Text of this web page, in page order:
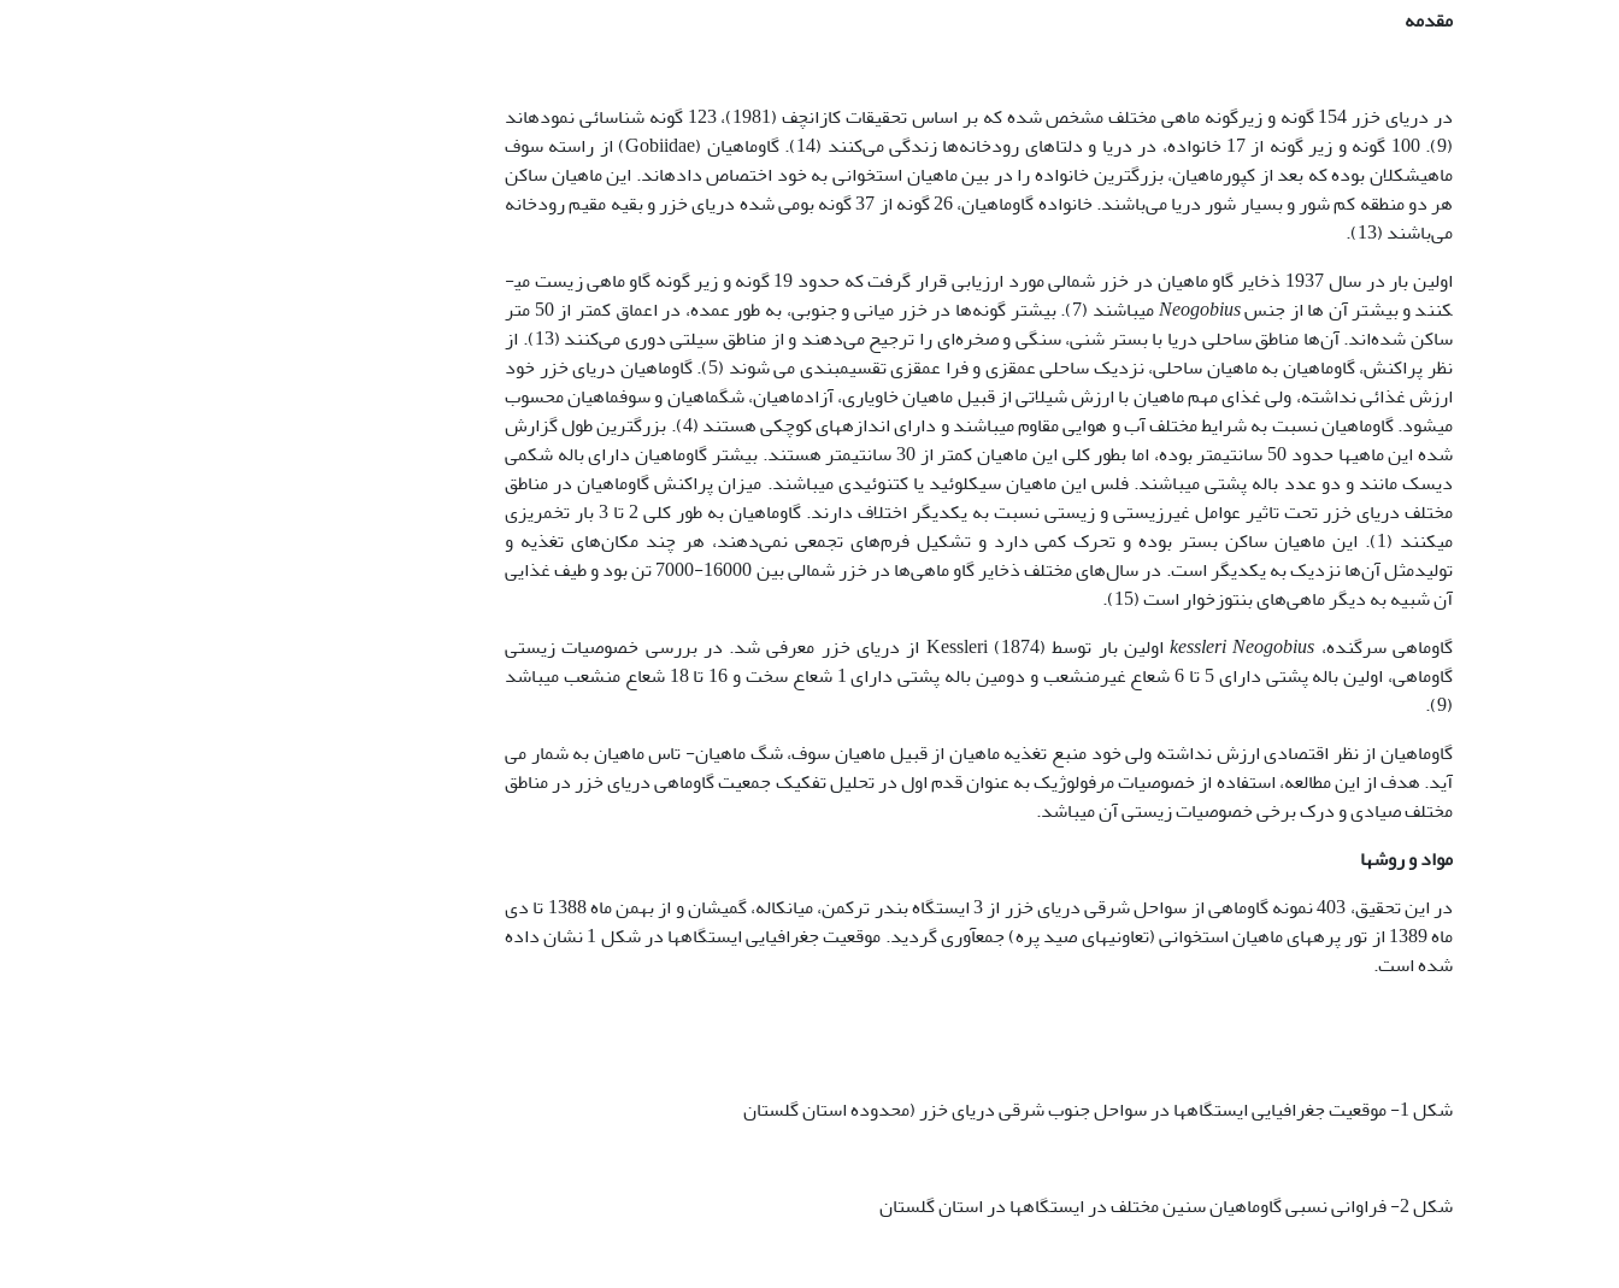
مقدمه
در دریای خزر 154 گونه و زیرگونه ماهی مختلف مشخص شده که بر اساس تحقیقات کازانچف (1981)، 123 گونه شناسائی نموده­اند
(9). 100 گونه و زیر گونه از 17 خانواده، در دریا و دلتاهای رودخانه‌ها زندگی می‌کنند (14). گاوماهیان (Gobiidae) از راسته سوف
ماهی­شکلان بوده که بعد از کپورماهیان، بزرگ­ترین خانواده را در بین ماهیان استخوانی به خود اختصاص داده­اند. این ماهیان ساکن
هر دو منطقه کم شور و بسیار شور دریا می‌باشند. خانواده گاوماهیان، 26 گونه از 37 گونه بومی شده دریای خزر و بقیه مقیم رودخانه
می‌باشند (13).
اولین بار در سال 1937 ذخایر گاو ماهیان در خزر شمالی مورد ارزیابی قرار گرفت که حدود 19 گونه و زیر گونه گاو ماهی زیست می­
کنند و بیشتر آن ها از جنسNeogobius
می­باشند (7). بیشتر گونه‌ها در خزر میانی و جنوبی، به طور عمده، در اعماق کمتر از 50 متر
ساکن شده‌اند. آن‌ها مناطق ساحلی دریا با بستر شنی، سنگی و صخره‌ای را ترجیح می‌دهند و از مناطق سیلتی دوری می‌کنند (13). از
نظر پراکنش، گاوماهیان به ماهیان ساحلی، نزدیک ساحلی عمق­زی و فرا عمق­زی تقسیم­بندی می شوند (5). گاوماهیان دریای خزر خود
ارزش غذائی نداشته، ولی غذای مهم ماهیان با ارزش شیلاتی از قبیل ماهیان خاویاری، آزادماهیان، شگ­ماهیان و سوف­ماهیان محسوب
می­شود. گاوماهیان نسبت به شرایط مختلف آب و هوایی مقاوم می­باشند و دارای اندازه­های کوچکی هستند (4). بزرگترین طول گزارش
شده این ماهی­ها حدود 50 سانتی­متر بوده، اما بطور کلی این ماهیان کمتر از 30 سانتی­متر هستند. بیشتر گاوماهیان دارای باله شکمی
دیسک ­مانند و دو عدد باله پشتی می­باشند. فلس این ماهیان سیکلوئید یا کتنوئیدی می­باشند. میزان پراکنش گاوماهیان در مناطق
مختلف دریای خزر تحت تاثیر عوامل غیرزیستی و زیستی نسبت به یکدیگر اختلاف دارند. گاوماهیان به طور کلی 2 تا 3 بار تخم­ریزی
می­کنند (1). این ماهیان ساکن بستر بوده و تحرک کمی دارد و تشکیل فرم‌های تجمعی نمی‌دهند، هر چند مکان‌های تغذیه و
تولید‌مثل آن‌ها نزدیک به یکدیگر است. در سال‌های مختلف ذخایر گاو ماهی‌ها در خزر شمالی بین 16000-7000 تن بود و طیف غذایی
آن شبیه به دیگر ماهی‌های بنتوزخوار است (15).
گاوماهی سرگنده،
kessleriNeogobius
اولین بار توسط Kessleri (1874) از دریای خزر معرفی شد. در بررسی خصوصیات زیستی
گاوماهی، اولین باله پشتی دارای 5 تا 6 شعاع غیرمنشعب و دومین باله پشتی دارای 1 شعاع سخت و 16 تا 18 شعاع منشعب می­باشد
(9).
گاوماهیان از نظر اقتصادی ارزش نداشته ولی خود منبع تغذیه ماهیان از قبیل ماهیان سوف، شگ ماهیان- تاس ماهیان به شمار می
آید. هدف از این مطالعه، استفاده از خصوصیات مرفولوژیک به عنوان قدم اول در تحلیل تفکیک جمعیت گاوماهی دریای خزر در مناطق
مختلف صیادی و درک برخی خصوصیات زیستی آن می­باشد.
مواد و روشها
در این تحقیق، 403 نمونه گاوماهی از سواحل شرقی دریای خزر از 3 ایستگاه بندر ترکمن، میانکاله، گمیشان و از بهمن ماه 1388 تا دی
ماه 1389 از تور پره­های ماهیان استخوانی (تعاونی­های صید پره) جمع­آوری گردید. موقعیت جغرافیایی ایستگاه­ها در شکل 1 نشان داده
شده است.
شکل 1- موقعیت جغرافیایی ایستگاه­ها در سواحل جنوب شرقی دریای خزر (محدوده استان گلستان
شکل 2- فراوانی نسبی گاوماهیان سنین مختلف در ایستگاه­ها در استان گلستان